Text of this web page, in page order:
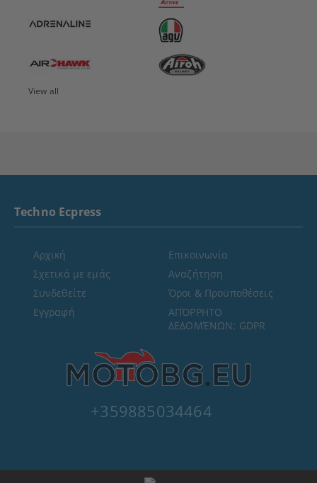
View all
+359885034464
Techno Ecpress
Αρχική
Σχετικά με εμάς
Συνδεθείτε
Εγγραφή
Επικοινωνία
Αναζήτηση
Όροι & Προϋποθέσεις
ΑΠΌΡΡΗΤΟ
ΔΕΔΟΜΈΝΩΝ: GDPR